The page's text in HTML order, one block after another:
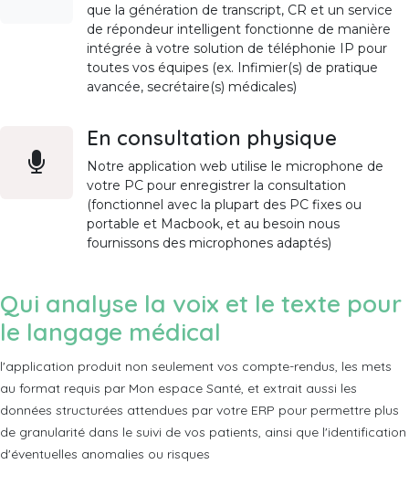
que la génération de transcript, CR et un service
de répondeur intelligent fonctionne de manière
intégrée à votre solution de téléphonie IP pour
toutes vos équipes (ex. Infimier(s) de pratique
avancée, secrétaire(s) médicales)
En consultation physique
Notre application web utilise le microphone de
votre PC pour enregistrer la consultation
(fonctionnel avec la plupart des PC fixes ou
portable et Macbook, et au besoin nous
fournissons des microphones adaptés)
Qui analyse la voix et le texte pour
le langage médical
l'application produit non seulement vos compte-rendus, les mets
au format requis par Mon espace Santé, et extrait aussi les
données structurées attendues par votre ERP pour permettre plus
de granularité dans le suivi de vos patients, ainsi que l'identification
d'éventuelles anomalies ou risques